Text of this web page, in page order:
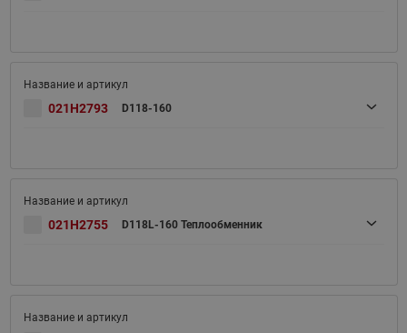
021H2793 D118-160
021H2755 D118L-160 Теплообменник